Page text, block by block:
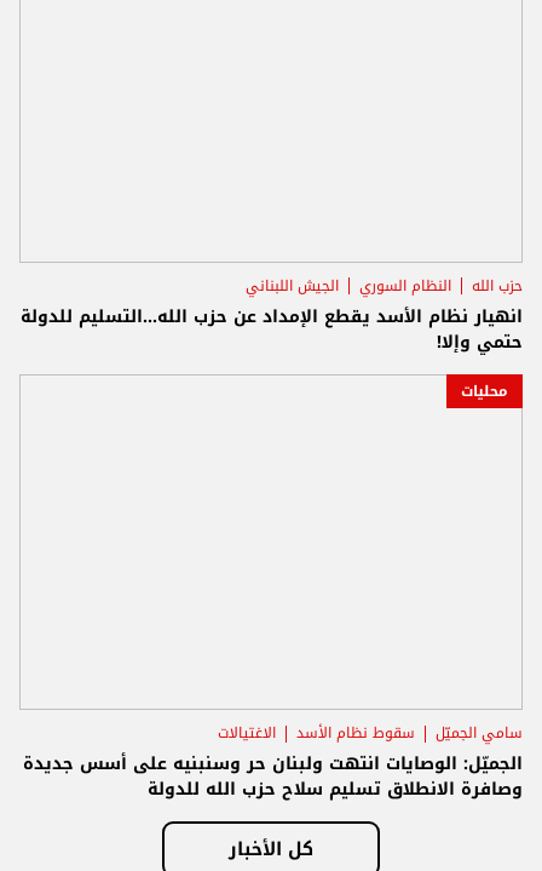
حزب الله النظام السوري الجيش اللبناني
انهيار نظام الأسد يقطع الإمداد عن حزب الله...التسليم للدولة
حتمي وإلا!
محليات
سامي الجميّل سقوط نظام الأسد الاغتيالات
الجميّل: الوصايات انتهت ولبنان حر وسنبنيه على أسس جديدة
وصافرة الانطلاق تسليم سلاح حزب الله للدولة
كل الأخبار